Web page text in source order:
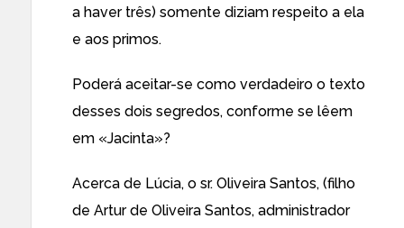
a haver três) somente diziam respeito a ela
e aos primos.
Poderá aceitar-se como verdadeiro o texto
desses dois segredos, conforme se lêem
em «Jacinta»?
Acerca de Lúcia, o sr. Oliveira Santos, (filho
de Artur de Oliveira Santos, administrador